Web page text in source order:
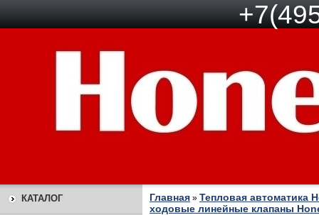
КАТАЛОГ Главная » Тепловая автоматика
ходовые линейные клапаны